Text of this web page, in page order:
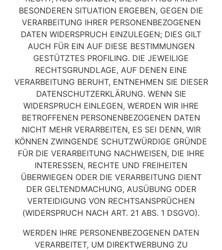
BESONDEREN SITUATION ERGEBEN, GEGEN DIE
VERARBEITUNG IHRER PERSONENBEZOGENEN
DATEN WIDERSPRUCH EINZULEGEN; DIES GILT
AUCH FÜR EIN AUF DIESE BESTIMMUNGEN
GESTÜTZTES PROFILING. DIE JEWEILIGE
RECHTSGRUNDLAGE, AUF DENEN EINE
VERARBEITUNG BERUHT, ENTNEHMEN SIE DIESER
DATENSCHUTZERKLÄRUNG. WENN SIE
WIDERSPRUCH EINLEGEN, WERDEN WIR IHRE
BETROFFENEN PERSONENBEZOGENEN DATEN
NICHT MEHR VERARBEITEN, ES SEI DENN, WIR
KÖNNEN ZWINGENDE SCHUTZWÜRDIGE GRÜNDE
FÜR DIE VERARBEITUNG NACHWEISEN, DIE IHRE
INTERESSEN, RECHTE UND FREIHEITEN
ÜBERWIEGEN ODER DIE VERARBEITUNG DIENT
DER GELTENDMACHUNG, AUSÜBUNG ODER
VERTEIDIGUNG VON RECHTSANSPRÜCHEN
(WIDERSPRUCH NACH ART. 21 ABS. 1 DSGVO).
WERDEN IHRE PERSONENBEZOGENEN DATEN
VERARBEITET, UM DIREKTWERBUNG ZU